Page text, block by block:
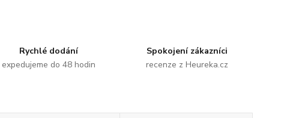
Rychlé dodání
expedujeme do 48 hodin
Spokojení zákazníci
recenze z Heureka.cz